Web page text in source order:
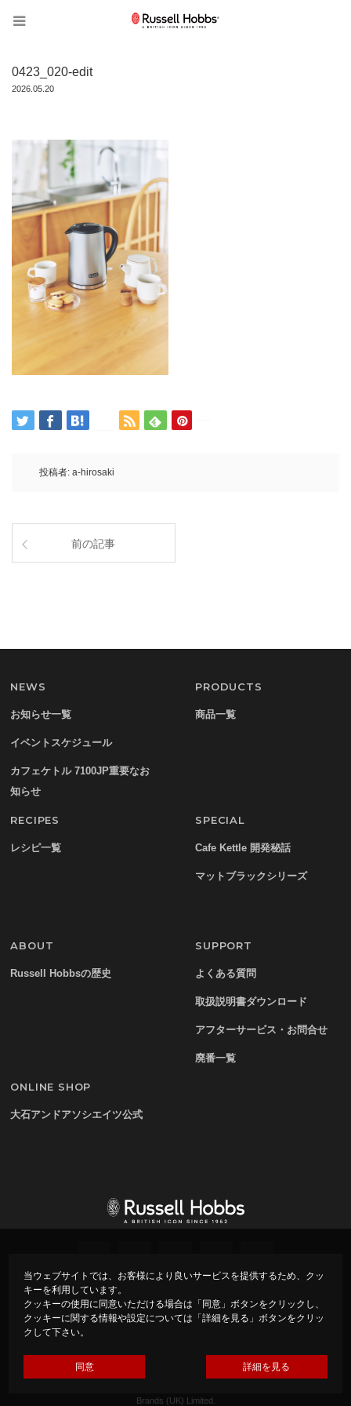
当ウェブサイトでは、お客様により良いサービスを提供するため、クッ
キーを利用しています。
クッキーの使用に同意いただける場合は「同意」ボタンをクリックし、
クッキーに関する情報や設定については「詳細を見る」ボタンをクリッ
クして下さい。
同意 詳細を見る
0423_020-edit
2026.05.20
投稿者: a-hirosaki
前の記事
NEWS
お知らせ一覧
イベントスケジュール
カフェケトル 7100JP重要なお
知らせ
PRODUCTS
商品一覧
RECIPES
レシピ一覧
SPECIAL
Cafe Kettle 開発秘話
マットブラックシリーズ
ABOUT
Russell Hobbsの歴史
SUPPORT
よくある質問
取扱説明書ダウンロード
アフターサービス・お問合せ
廃番一覧
ONLINE SHOP
大石アンドアソシエイツ公式
プライバシーポリシー
Copyright ©
Made by Oishi & Associates under Licence from Spectrum
Brands (UK) Limited.